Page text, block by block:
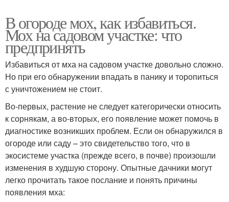
В огороде мох, как избавиться.
Мох на садовом участке: что
предпринять
Избавиться от мха на садовом участке довольно сложно.
Но при его обнаружении впадать в панику и торопиться
с уничтожением не стоит.
Во-первых, растение не следует категорически относить
к сорнякам, а во-вторых, его появление может помочь в
диагностике возникших проблем. Если он обнаружился в
огороде или саду – это свидетельство того, что в
экосистеме участка (прежде всего, в почве) произошли
изменения в худшую сторону. Опытные дачники могут
легко прочитать такое послание и понять причины
появления мха: